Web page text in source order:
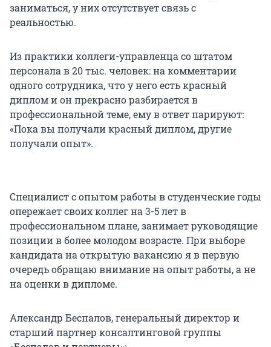
заниматься, у них отсутствует связь с
реальностью.
Из практики коллеги-управленца со штатом
персонала в 20 тыс. человек: на комментарии
одного сотрудника, что у него есть красный
диплом и он прекрасно разбирается в
профессиональной теме, ему в ответ парируют:
«Пока вы получали красный диплом, другие
получали опыт».
Специалист с опытом работы в студенческие годы
опережает своих коллег на 3-5 лет в
профессиональном плане, занимает руководящие
позиции в более молодом возрасте. При выборе
кандидата на открытую вакансию я в первую
очередь обращаю внимание на опыт работы, а не
на оценки в дипломе.
Александр Беспалов, генеральный директор и
старший партнер консалтинговой группы